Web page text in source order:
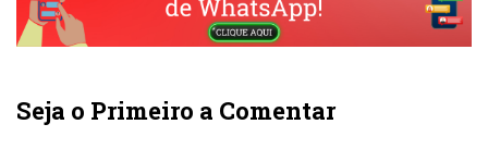
Seja o Primeiro a Comentar